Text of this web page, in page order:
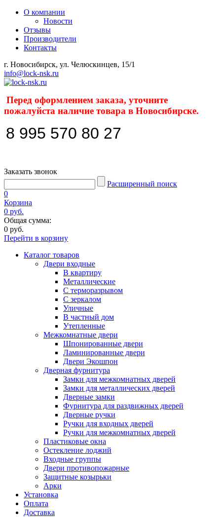
О компании
Новости
Отзывы
Производители
Контакты
г. Новосибирск, ул. Челюскинцев, 15/1
info@lock-nsk.ru
Перед оформлением заказа, уточните
пожалуйста наличие товара в Новосибирске.
8 995 570 80 27
Заказать звонок
Расширенный поиск
0
Корзина
0 руб.
Общая сумма:
0 руб.
Перейти в корзину
Каталог товаров
Двери входные
В квартиру
Металлические
С терморазрывом
С зеркалом
Уличные
В частный дом
Утепленные
Межкомнатные двери
Шпонированные двери
Ламинированные двери
Двери Экошпон
Дверная фурнитура
Замки для межкомнатных дверей
Замки для металлических дверей
Дверные замки
Фурнитура для раздвижных дверей
Дверные ручки
Ручки для входных дверей
Ручки для межкомнатных дверей
Пластиковые окна
Остекление лоджий
Входные группы
Двери противопожарные
Защитные козырьки
Арки
Установка
Оплата
Доставка